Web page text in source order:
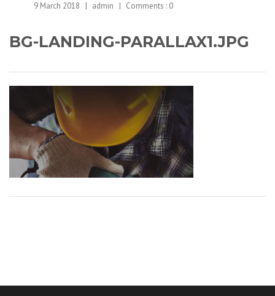
9 March 2018 admin Comments : 0
BG-LANDING-PARALLAX1.JPG